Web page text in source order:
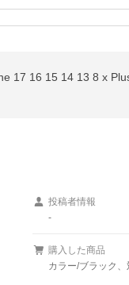
投稿者情報
-
購入した商品
カラー/ブラック